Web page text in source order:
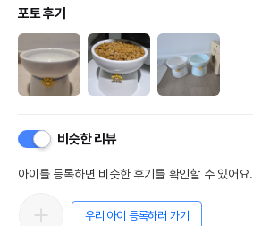
포토 후기
비슷한 리뷰
아이를 등록하면 비슷한 후기를 확인할 수 있어요.
우리 아이 등록하러 가기